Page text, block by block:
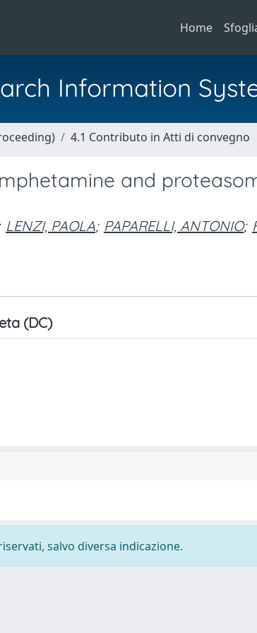
Home
Information
4.1 Contributo in Atti di convegno
and
LENZI, PAOLA; PAPARELLI, ANTONIO;
(DC)
salvo diversa indicazione.